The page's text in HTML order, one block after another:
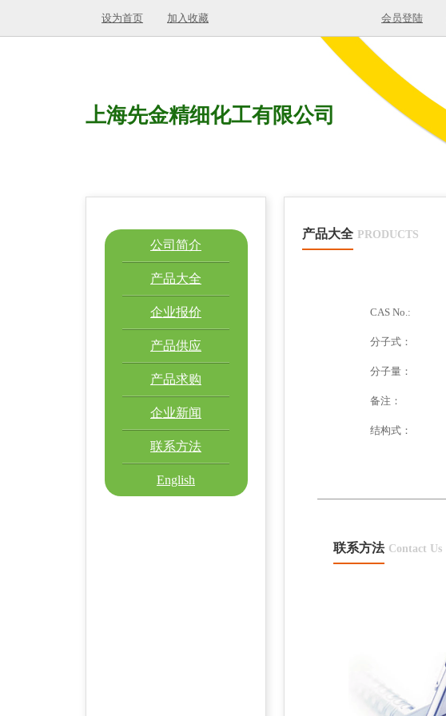
设为首页 加入收藏 会员登陆
上海先金精细化工有限公司
公司简介
产品大全
企业报价
产品供应
产品求购
企业新闻
联系方法
English
产品大全 PRODUCTS
CAS No.:
分子式：
分子量：
备注：
结构式：
联系方法 Contact Us